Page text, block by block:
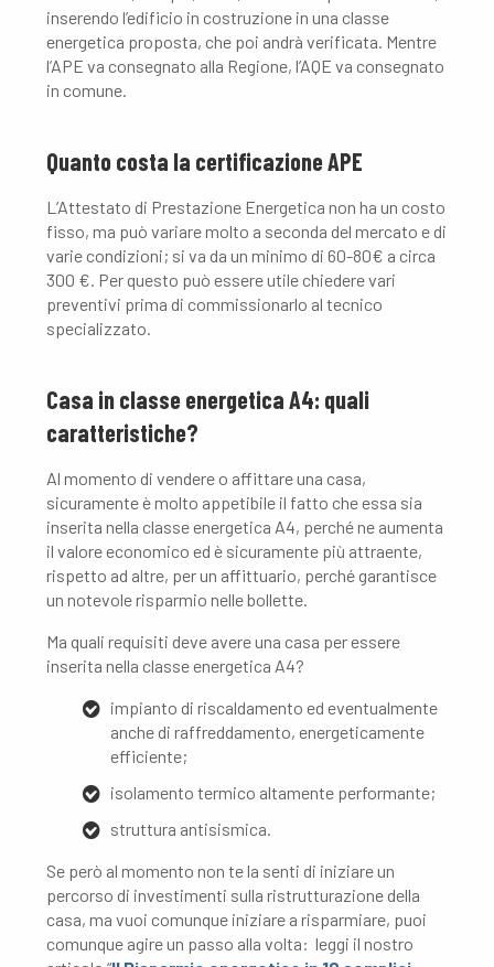
inserendo l’edificio in costruzione in una classe
energetica proposta, che poi andrà verificata. Mentre
l’APE va consegnato alla Regione, l’AQE va consegnato
in comune.
Quanto costa la certificazione APE
L’Attestato di Prestazione Energetica non ha un costo
fisso, ma può variare molto a seconda del mercato e di
varie condizioni; si va da un minimo di 60-80€ a circa
300 €. Per questo può essere utile chiedere vari
preventivi prima di commissionarlo al tecnico
specializzato.
Casa in classe energetica A4: quali
caratteristiche?
Al momento di vendere o affittare una casa,
sicuramente è molto appetibile il fatto che essa sia
inserita nella classe energetica A4, perché ne aumenta
il valore economico ed è sicuramente più attraente,
rispetto ad altre, per un affittuario, perché garantisce
un notevole risparmio nelle bollette.
Ma quali requisiti deve avere una casa per essere
inserita nella classe energetica A4?
impianto di riscaldamento ed eventualmente
anche di raffreddamento, energeticamente
efficiente;
isolamento termico altamente performante;
struttura antisismica.
Se però al momento non te la senti di iniziare un
percorso di investimenti sulla ristrutturazione della
casa, ma vuoi comunque iniziare a risparmiare, puoi
comunque agire un passo alla volta: leggi il nostro